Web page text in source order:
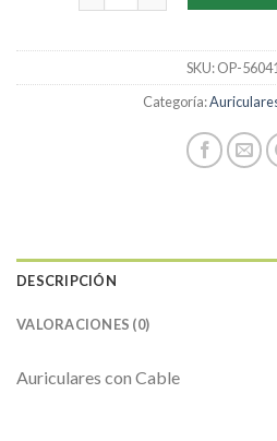
SKU:OP-
Categoría:
DESCRIPCIÓN
VALORACIONES (0)
Auriculares con Cable